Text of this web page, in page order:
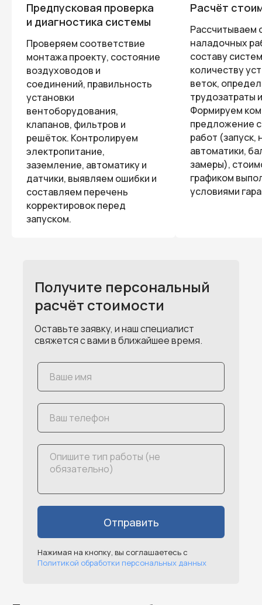
Предпусковая проверка
и диагностика системы
Проверяем соответствие
монтажа проекту, состояние
воздуховодов и
соединений, правильность
установки
вентоборудования,
клапанов, фильтров и
решёток. Контролируем
электропитание,
заземление, автоматику и
датчики, выявляем ошибки и
составляем перечень
корректировок перед
запуском.
Расчёт
Рассчитываем
наладочных
составу
количеству
веток,
трудозатраты
Формируем
предложение
работ (запуск,
автоматики,
замеры),
графиком
условиями
Получите персональный
расчёт стоимости
Оставьте заявку, и наш специалист
свяжется с вами в ближайшее время.
Отправить
Нажимая на кнопку, вы соглашаетесь с
Политикой обработки персональных данных